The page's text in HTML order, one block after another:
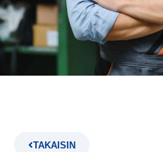
TAKAISIN